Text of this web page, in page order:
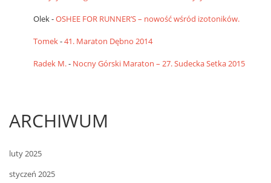
Olek-OSHEE FOR RUNNER’S – nowość wśród izotoników.
Tomek-41. Maraton Dębno 2014
Radek M.- Nocny Górski Maraton – 27. Sudecka Setka 2015
ARCHIWUM
luty 2025
styczeń 2025